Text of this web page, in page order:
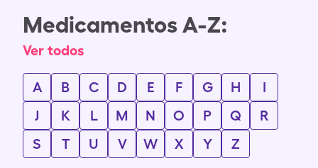
Medicamentos A-Z:
Ver todos
A B C D E F G H
I
J
K L M N O P Q
R
S
T U V W X Y Z